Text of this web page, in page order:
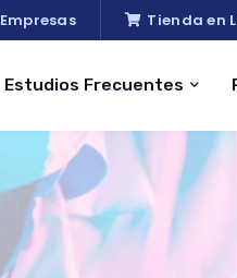
Empresas Tienda en
Estudios Frecuentes